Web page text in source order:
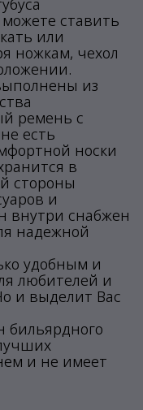
ставить
или
ножкам, чехол
из
ремень с
есть
носки
в
стороны
и
внутри снабжен
надежной
удобным и
любителей и
и выделит Вас
бильярдного
и не имеет